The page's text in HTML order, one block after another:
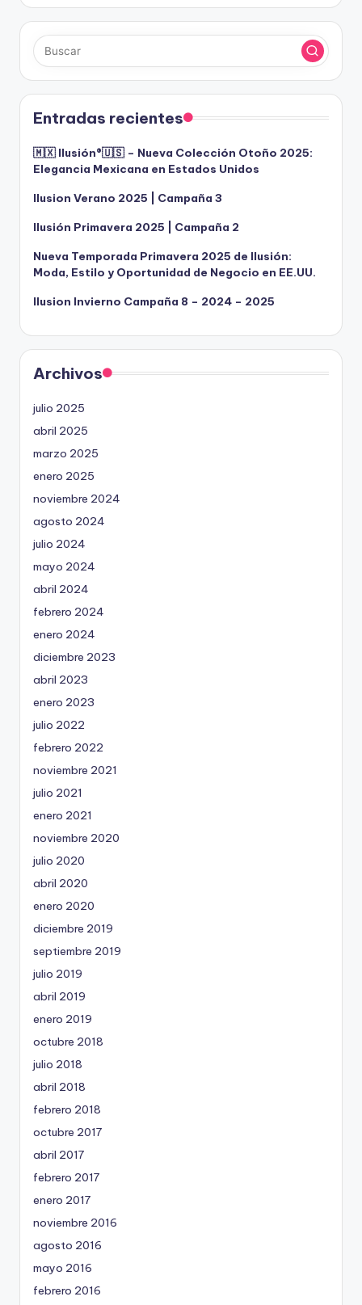
Entradas recientes
🇲🇽 Ilusión®️🇺🇸 – Nueva Colección Otoño 2025:
Elegancia Mexicana en Estados Unidos
Ilusion Verano 2025 | Campaña 3
Ilusión Primavera 2025 | Campaña 2
Nueva Temporada Primavera 2025 de Ilusión:
Moda, Estilo y Oportunidad de Negocio en EE.UU.
Ilusion Invierno Campaña 8 – 2024 – 2025
Archivos
julio 2025
abril 2025
marzo 2025
enero 2025
noviembre 2024
agosto 2024
julio 2024
mayo 2024
abril 2024
febrero 2024
enero 2024
diciembre 2023
abril 2023
enero 2023
julio 2022
febrero 2022
noviembre 2021
julio 2021
enero 2021
noviembre 2020
julio 2020
abril 2020
enero 2020
diciembre 2019
septiembre 2019
julio 2019
abril 2019
enero 2019
octubre 2018
julio 2018
abril 2018
febrero 2018
octubre 2017
abril 2017
febrero 2017
enero 2017
noviembre 2016
agosto 2016
mayo 2016
febrero 2016